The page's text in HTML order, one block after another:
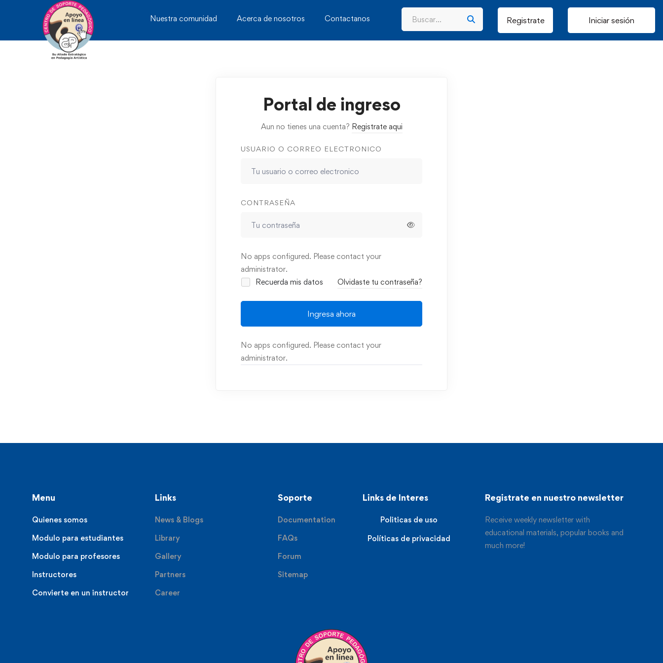
Nuestra comunidad Acerca de nosotros Contactanos Registrate Iniciar sesión
Portal de ingreso
Aun no tienes una cuenta? Registrate aqui
USUARIO O CORREO ELECTRONICO
CONTRASEÑA
No apps configured. Please contact your
administrator.
Recuerda mis datos
Olvidaste tu contraseña?
Ingresa ahora
No apps configured. Please contact your
administrator.
Menu
Quienes somos
Modulo para estudiantes
Modulo para profesores
Instructores
Convierte en un instructor
Links
News & Blogs
Library
Gallery
Partners
Career
Soporte
Documentation
FAQs
Forum
Sitemap
Links de Interes
Politicas de uso
Políticas de privacidad
Registrate en nuestro newsletter
Receive weekly newsletter with
educational materials, popular books and
much more!